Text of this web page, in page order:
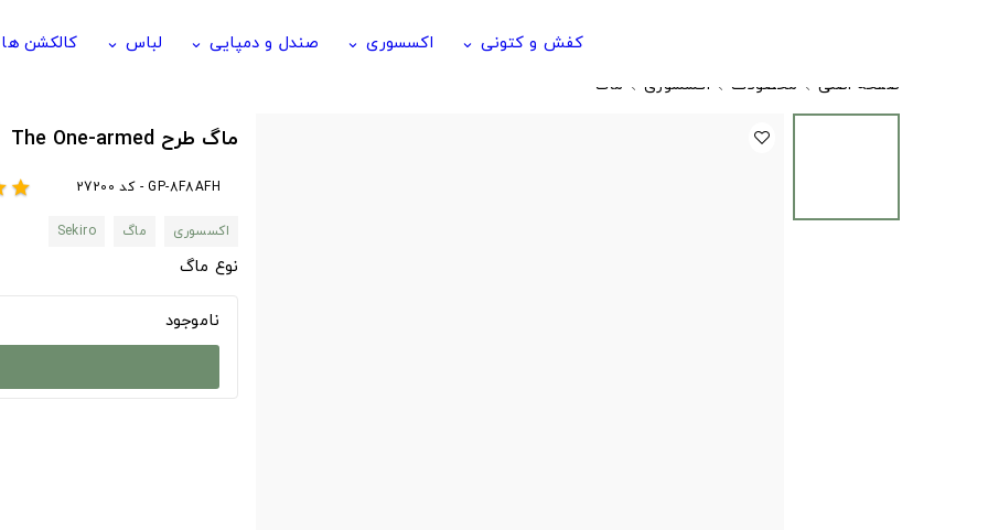
کفش و کتونی keyboard_arrow_down اکسسوری keyboard_arrow_down صندل و دمپایی keyboard_arrow_down لباس keyboard_arrow_down کالکشن ها
صفحه اصلی محصولات اکسسوری ماگ
ماگ طرح The One-armed
GP-8F8AFH - کد 27200 star
اکسسوری
ماگ Sekiro
نوع ماگ
ناموجود